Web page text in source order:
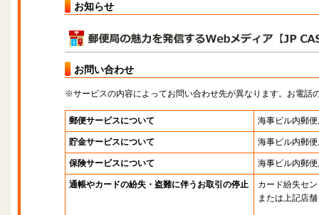
お知らせ
お問い合わせ
※サービスの内容によってお問い合わせ先が異なります。お電話
郵便サービスについて 海事ビル内郵
貯金サービスについて 海事ビル内郵
保険サービスについて 海事ビル内郵
通帳やカードの紛失・盗難に伴うお取引の停止
カード紛失セ
または上記店舗